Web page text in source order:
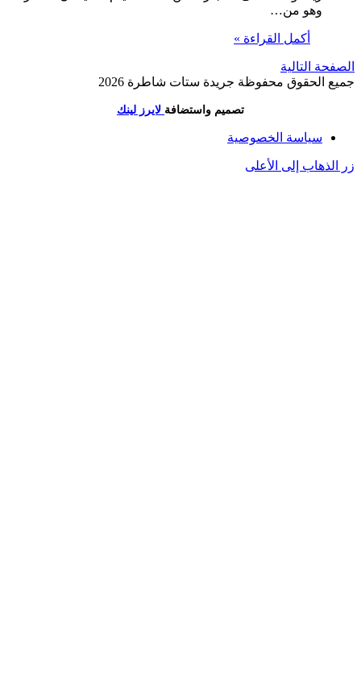
وهو من…
أكمل القراءة »
الصفحة التالية
جميع الحقوق محفوظة جريدة ستات شاطرة 2026
تصميم واستضافة لايرز لينك
سياسة الخصوصية
زر الذهاب إلى الأعلى